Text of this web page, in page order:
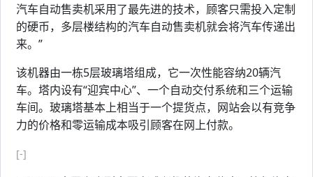
汽车自动售卖机采用了最先进的技术，顾客只需投入定制
的硬币，多层楼结构的汽车自动售卖机就会将汽车传递出
来。”
该机器由一栋5层玻璃塔组成，它一次性能容纳20辆汽
车。塔内设有“迎宾中心”、一个自动交付系统和三个运输
车间。玻璃塔基本上相当于一个提货点，网站会以有竞争
力的价格和零运输成本吸引顾客在网上付款。
[-]